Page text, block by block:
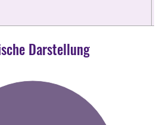
Darstellung